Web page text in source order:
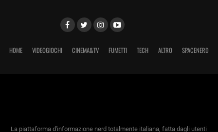
HOME VIDEOGIOCHI CINEMA&TV FUMETTI TECH ALTRO SPACENERD
La piattaforma d'informazione nerd totalmente italiana, fatta dagli utenti